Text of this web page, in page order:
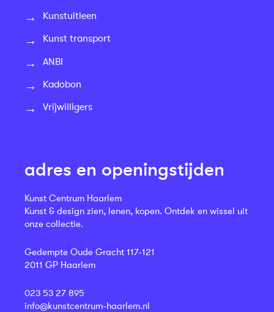
Kunstuitleen
Kunst transport
ANBI
Kadobon
Vrijwilligers
adres en openingstijden
Kunst Centrum Haarlem
Kunst & design zien, lenen, kopen. Ontdek en wissel uit
onze collectie.
Gedempte Oude Gracht 117-121
2011 GP Haarlem
023 53 27 895
info@kunstcentrum-haarlem.nl